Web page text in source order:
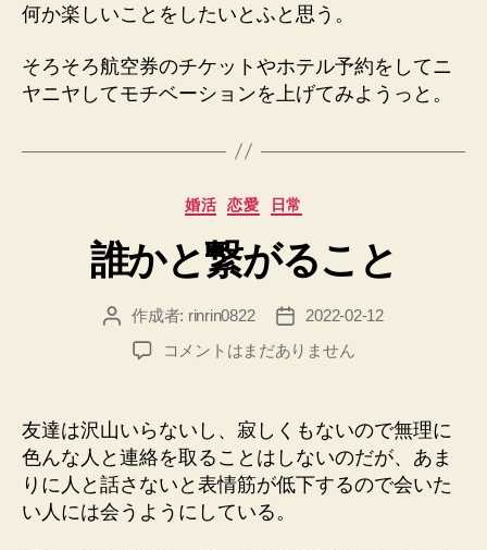
何か楽しいことをしたいとふと思う。
そろそろ航空券のチケットやホテル予約をしてニ
ヤニヤしてモチベーションを上げてみようっと。
カ
ゴ
リ
婚活 恋愛 日常
誰かと繋がること
投 作成者: rinrin0822
投
稿
日
2022-02-12
誰
繋
が
る
こ
と
コメントはまだありません
友達は沢山いらないし、寂しくもないので無理に
色んな人と連絡を取ることはしないのだが、あま
りに人と話さないと表情筋が低下するので会いた
い人には会うようにしている。